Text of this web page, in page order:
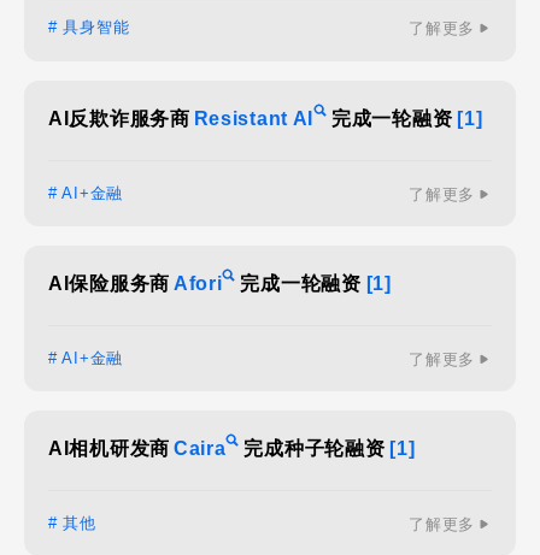
# 具身智能 了解更多
AI反欺诈服务商 Resistant AI 完成一轮融资 [1]
# AI+金融 了解更多
AI保险服务商 Afori 完成一轮融资 [1]
# AI+金融 了解更多
AI相机研发商 Caira 完成种子轮融资 [1]
# 其他 了解更多